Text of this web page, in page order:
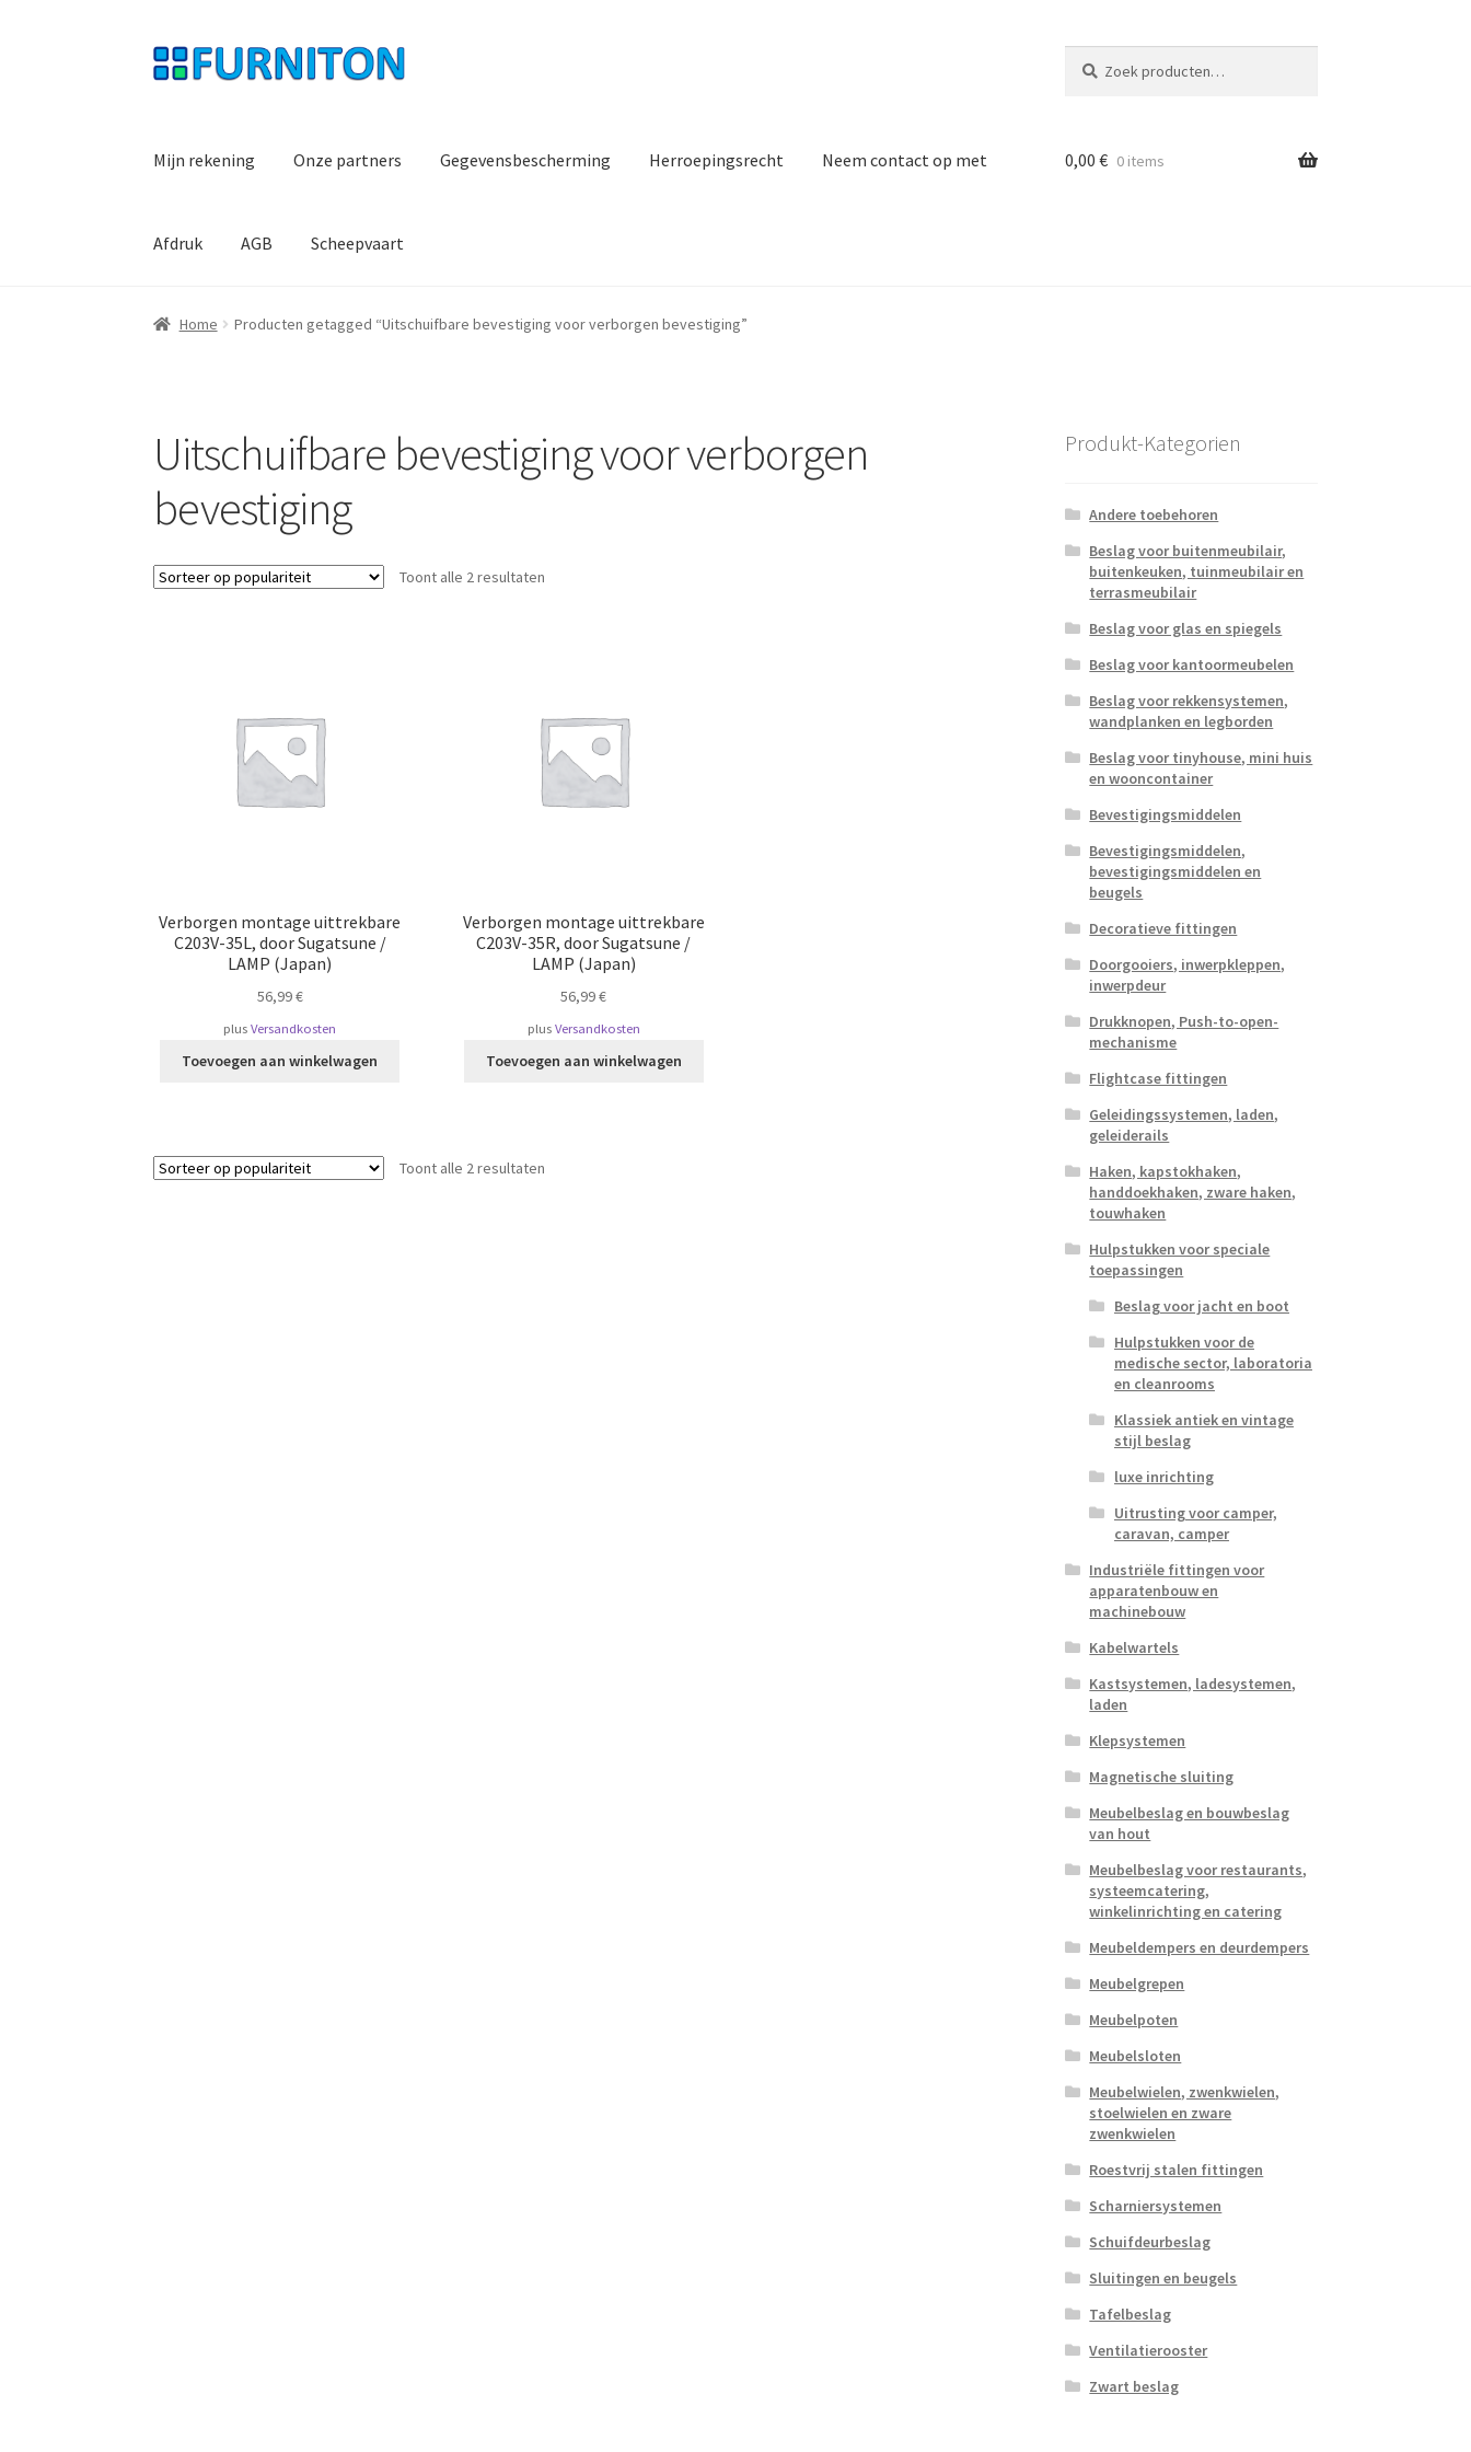
Ga
door
Ga
naar
naar:
Mijn rekening Onze partners Gegevensbescherming Herroepingsrecht Neem contact op met
Afdruk AGB Scheepvaart
0,00 € 0 items
Home Producten getagged “Uitschuifbare bevestiging voor verborgen bevestiging”
Uitschuifbare bevestiging voor verborgen
bevestiging
Toont alle 2 resultaten
Verborgen montage uittrekbare
C203V-35L, door Sugatsune /
LAMP (Japan)
56,99€
plusVersandkosten
Toevoegen aan winkelwagen
Verborgen montage uittrekbare
C203V-35R, door Sugatsune /
LAMP (Japan)
56,99€
plus Versandkosten
Toevoegen aan winkelwagen
Toont alle 2 resultaten
Produkt-Kategorien
Andere toebehoren
Beslag voor buitenmeubilair,
buitenkeuken, tuinmeubilair en
terrasmeubilair
Beslag voor glas en spiegels
Beslag voor kantoormeubelen
Beslag voor rekkensystemen,
wandplanken en legborden
Beslag voor tinyhouse, mini huis
en wooncontainer
Bevestigingsmiddelen
Bevestigingsmiddelen,
bevestigingsmiddelen en
beugels
Decoratieve fittingen
Doorgooiers, inwerpkleppen,
inwerpdeur
Drukknopen, Push-to-open-
mechanisme
Flightcase fittingen
Geleidingssystemen, laden,
geleiderails
Haken, kapstokhaken,
handdoekhaken, zware haken,
touwhaken
Hulpstukken voor speciale
toepassingen
Beslag voor jacht en boot
Hulpstukken voor de
medische sector, laboratoria
en cleanrooms
Klassiek antiek en vintage
stijl beslag
luxe inrichting
Uitrusting voor camper,
caravan, camper
Industriële fittingen voor
apparatenbouw en
machinebouw
Kabelwartels
Kastsystemen, ladesystemen,
laden
Klepsystemen
Magnetische sluiting
Meubelbeslag en bouwbeslag
van hout
Meubelbeslag voor restaurants,
systeemcatering,
winkelinrichting en catering
Meubeldempers en deurdempers
Meubelgrepen
Meubelpoten
Meubelsloten
Meubelwielen, zwenkwielen,
stoelwielen en zware
zwenkwielen
Roestvrij stalen fittingen
Scharniersystemen
Schuifdeurbeslag
Sluitingen en beugels
Tafelbeslag
Ventilatierooster
Zwart beslag